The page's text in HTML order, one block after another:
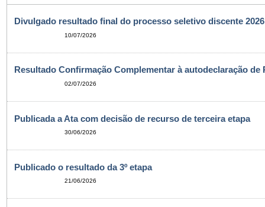
Divulgado resultado final do processo seletivo discente 2026
10/07/2026
Resultado Confirmação Complementar à autodeclaração de
02/07/2026
Publicada a Ata com decisão de recurso de terceira etapa
30/06/2026
Publicado o resultado da 3º etapa
21/06/2026